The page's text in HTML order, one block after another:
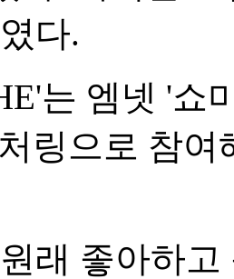
다.
는 엠넷 '쇼
링으로 참
래 좋아하